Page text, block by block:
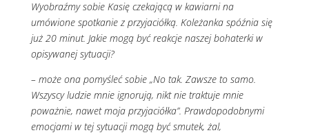
Wyobraźmy sobie Kasię czekającą w kawiarni na
umówione spotkanie z przyjaciółką. Koleżanka spóźnia się
już 20 minut. Jakie mogą być reakcje naszej bohaterki w
opisywanej sytuacji?
– może ona pomyśleć sobie „No tak. Zawsze to samo.
Wszyscy ludzie mnie ignorują, nikt nie traktuje mnie
poważnie, nawet moja przyjaciółka”. Prawdopodobnymi
emocjami w tej sytuacji mogą być smutek, żal,